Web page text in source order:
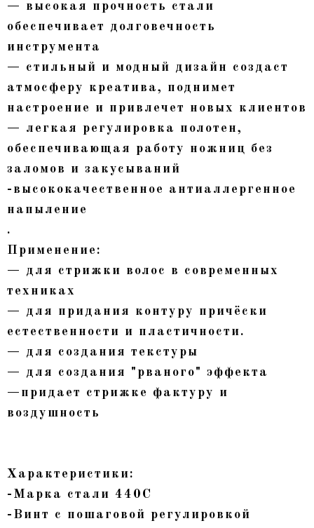
— высокая прочность стали
обеспечивает долговечность
инструмента
— стильный и модный дизайн создаст
атмосферу креатива, поднимет
настроение и привлечет новых клиентов
— легкая регулировка полотен,
обеспечивающая работу ножниц без
заломов и закусываний
-высококачественное антиаллергенное
напыление
.
Применение:
— для стрижки волос в современных
техниках
— для придания контуру причёски
естественности и пластичности.
— для создания текстуры
— для создания "рваного" эффекта
—придает стрижке фактуру и
воздушность
Характеристики:
-Марка стали 440С
-Винт с пошаговой регулировкой